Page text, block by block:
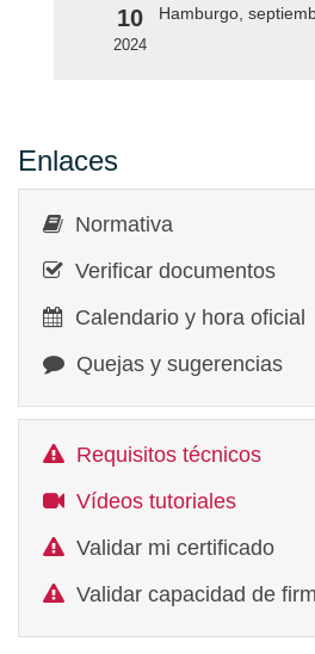
10
2024
Hamburgo,
Enlaces
Normativa
Verificar documentos
Calendario y hora oficial
Quejas y sugerencias
Requisitos técnicos
Vídeos tutoriales
Validar mi certificado
Validar capacidad de